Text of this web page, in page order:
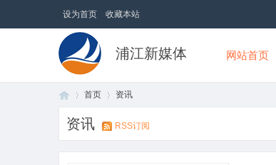
设为首页 收藏本站
浦江新媒体 网站首页
首页 资讯
资讯 RSS订阅